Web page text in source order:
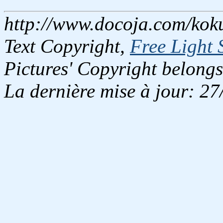
http://www.docoja.com/
Text Copyright, Free Light
Pictures' Copyright
La dernière mise à jour: